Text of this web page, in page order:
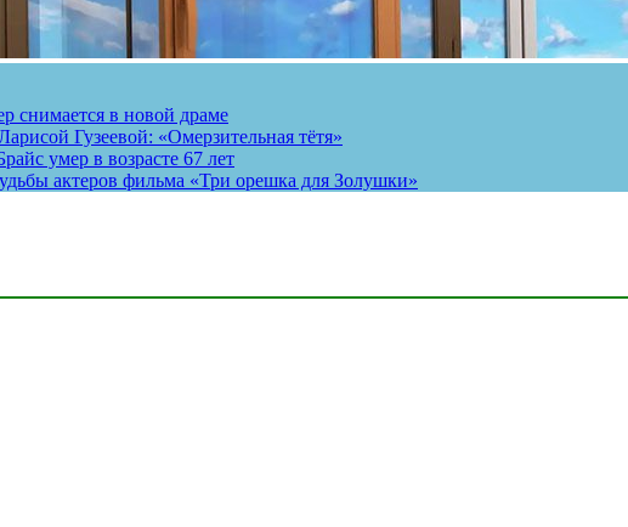
снимается в новой драме
Гузеевой: «Омерзительная тётя»
умер в возрасте 67 лет
актеров фильма «Три орешка для Золушки»